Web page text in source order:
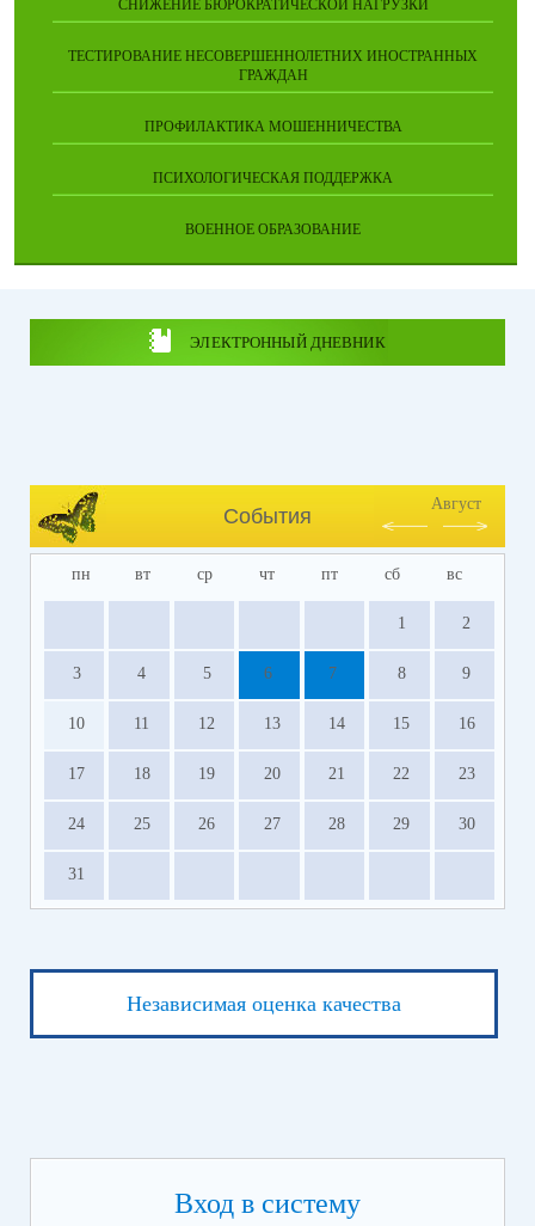
СНИЖЕНИЕ БЮРОКРАТИЧЕСКОЙ НАГРУЗКИ
ТЕСТИРОВАНИЕ НЕСОВЕРШЕННОЛЕТНИХ ИНОСТРАННЫХ
ГРАЖДАН
ПРОФИЛАКТИКА МОШЕННИЧЕСТВА
ПСИХОЛОГИЧЕСКАЯ ПОДДЕРЖКА
ВОЕННОЕ ОБРАЗОВАНИЕ
ЭЛЕКТРОННЫЙ ДНЕВНИК
События
Август
пн вт ср чт пт сб вс
1 2
3 4 5 6 7 8 9
10 11 12 13 14 15 16
17 18 19 20 21 22 23
24 25 26 27 28 29 30
31
Независимая оценка качества
Вход в систему